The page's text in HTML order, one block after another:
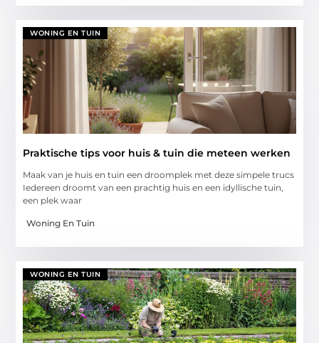
WONING EN TUIN
Praktische tips voor huis & tuin die meteen werken
Maak van je huis en tuin een droomplek met deze simpele trucs
Iedereen droomt van een prachtig huis en een idyllische tuin,
een plek waar
Woning En Tuin
WONING EN TUIN